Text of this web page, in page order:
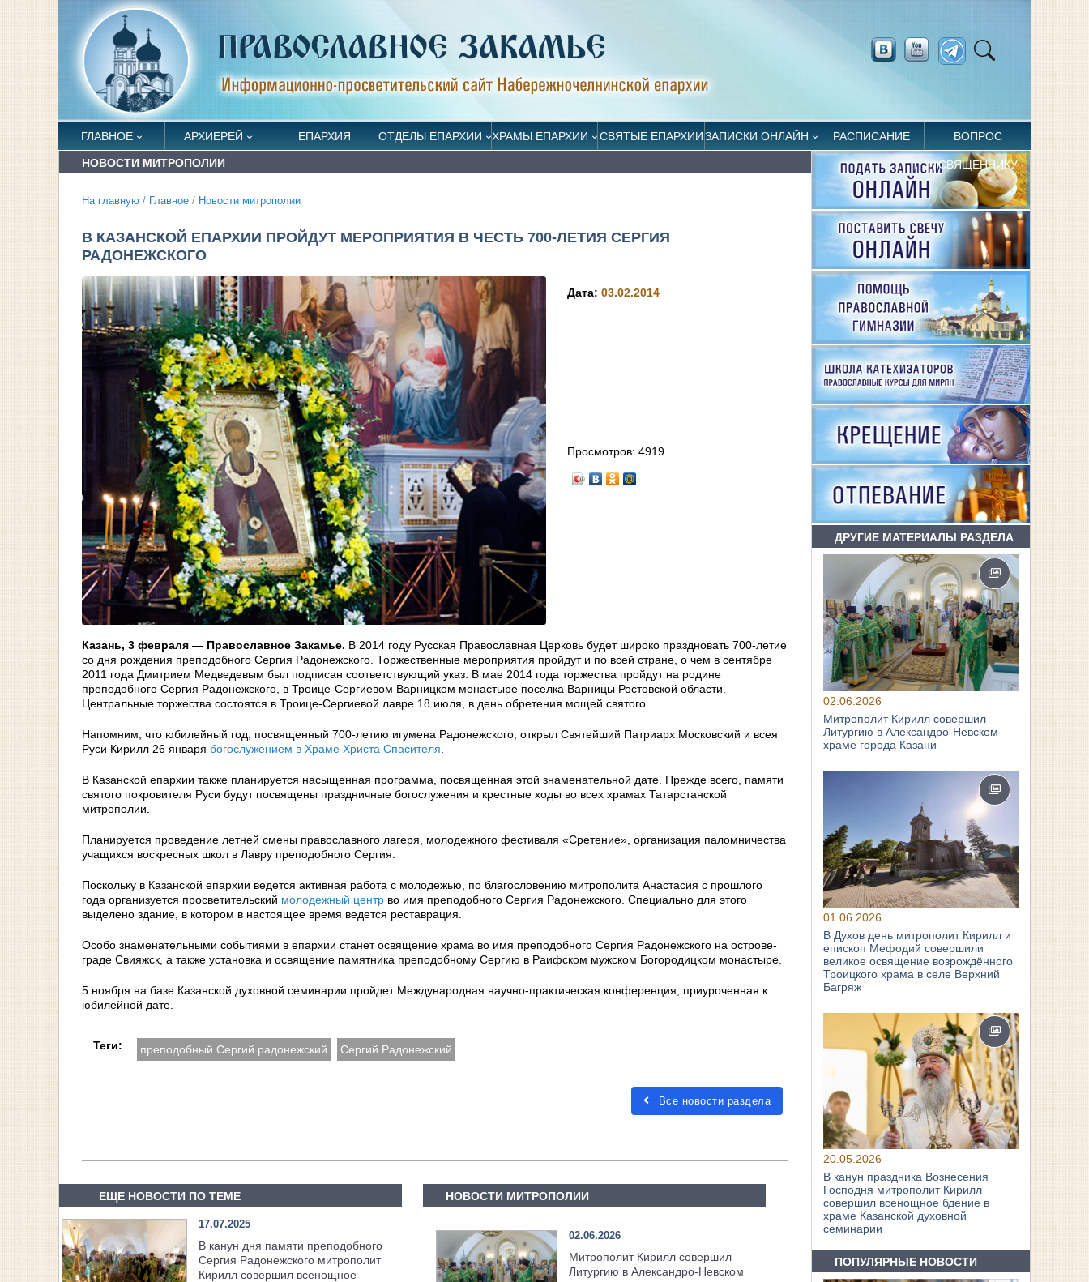
ГЛАВНОЕ АРХИЕРЕЙ ЕПАРХИЯ ОТДЕЛЫ ЕПАРХИИ ХРАМЫ ЕПАРХИИ СВЯТЫЕ ЕПАРХИИЗАПИСКИ ОНЛАЙН РАСПИСАНИЕ ВОПРОС
СВЯЩЕННИКУ
НОВОСТИ МИТРОПОЛИИ
На главную / Главное / Новости митрополии
В КАЗАНСКОЙ ЕПАРХИИ ПРОЙДУТ МЕРОПРИЯТИЯ В ЧЕСТЬ 700-ЛЕТИЯ СЕРГИЯ
РАДОНЕЖСКОГО
Дата:03.02.2014
Просмотров:4919
Казань, 3 февраля — Православное Закамье. В 2014 году Русская Православная Церковь будет широко праздновать 700-летие
со дня рождения преподобного Сергия Радонежского. Торжественные мероприятия пройдут и по всей стране, о чем в сентябре
2011 года Дмитрием Медведевым был подписан соответствующий указ. В мае 2014 года торжества пройдут на родине
преподобного Сергия Радонежского, в Троице-Сергиевом Варницком монастыре поселка Варницы Ростовской области.
Центральные торжества состоятся в Троице-Сергиевой лавре 18 июля, в день обретения мощей святого.
Напомним, что юбилейный год, посвященный 700-летию игумена Радонежского, открыл Святейший Патриарх Московский и всея
Руси Кирилл 26 января богослужением в Храме Христа Спасителя.
В Казанской епархии также планируется насыщенная программа, посвященная этой знаменательной дате. Прежде всего, памяти
святого покровителя Руси будут посвящены праздничные богослужения и крестные ходы во всех храмах Татарстанской
митрополии.
Планируется проведение летней смены православного лагеря, молодежного фестиваля «Сретение», организация паломничества
учащихся воскресных школ в Лавру преподобного Сергия.
Поскольку в Казанской епархии ведется активная работа с молодежью, по благословению митрополита Анастасия с прошлого
года организуется просветительский молодежный центр во имя преподобного Сергия Радонежского. Специально для этого
выделено здание, в котором в настоящее время ведется реставрация.
Особо знаменательными событиями в епархии станет освящение храма во имя преподобного Сергия Радонежского на острове-
граде Свияжск, а также установка и освящение памятника преподобному Сергию в Раифском мужском Богородицком монастыре.
5 ноября на базе Казанской духовной семинарии пройдет Международная научно-практическая конференция, приуроченная к
юбилейной дате.
Теги: преподобный Сергий радонежский Сергий Радонежский
Все новости раздела
ЕЩЕ НОВОСТИ ПО ТЕМЕ
17.07.2025
В канун дня памяти преподобного
Сергия Радонежского митрополит
Кирилл совершил всенощное
НОВОСТИ МИТРОПОЛИИ
02.06.2026
Митрополит Кирилл совершил
Литургию в Александро-Невском
ДРУГИЕ МАТЕРИАЛЫ РАЗДЕЛА
02.06.2026
Митрополит Кирилл совершил
Литургию в Александро-Невском
храме города Казани
01.06.2026
В Духов день митрополит Кирилл и
епископ Мефодий совершили
великое освящение возрождённого
Троицкого храма в селе Верхний
Багряж
20.05.2026
В канун праздника Вознесения
Господня митрополит Кирилл
совершил всенощное бдение в
храме Казанской духовной
семинарии
ПОПУЛЯРНЫЕ НОВОСТИ